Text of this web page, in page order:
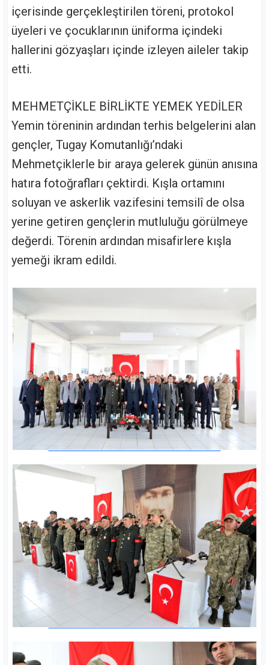
içerisinde gerçekleştirilen töreni, protokol
üyeleri ve çocuklarının üniforma içindeki
hallerini gözyaşları içinde izleyen aileler takip
etti.
MEHMETÇİKLE BİRLİKTE YEMEK YEDİLER
Yemin töreninin ardından terhis belgelerini alan
gençler, Tugay Komutanlığı’ndaki
Mehmetçiklerle bir araya gelerek günün anısına
hatıra fotoğrafları çektirdi. Kışla ortamını
soluyan ve askerlik vazifesini temsilî de olsa
yerine getiren gençlerin mutluluğu görülmeye
değerdi. Törenin ardından misafirlere kışla
yemeği ikram edildi.